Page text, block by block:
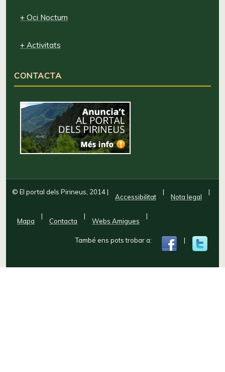
+ Oci Nocturn
+ Activitats
CONTACTA
© El portal dels Pirineus, 2014|
Accessibilitat
|
Nota legal
|
Mapa
|
Contacta
|
Webs Amigues
|
També ens pots trobar a: |